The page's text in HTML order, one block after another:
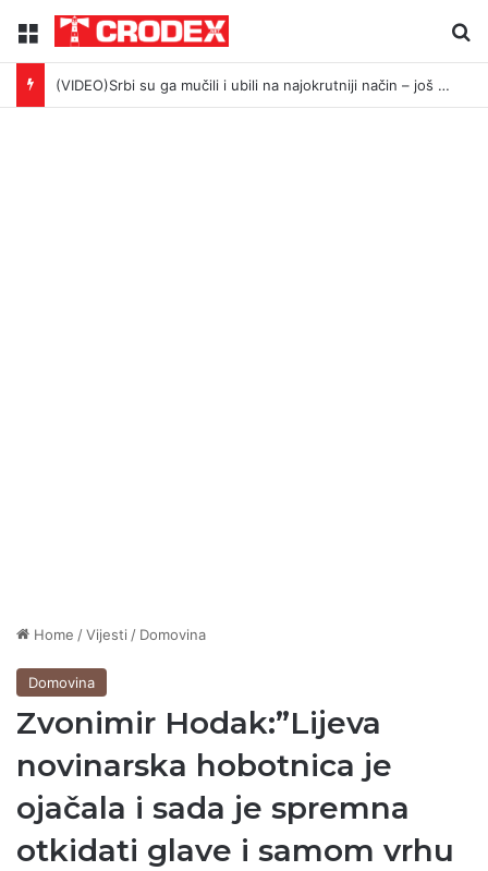
Menu
(VIDEO)Srbi su ga mučili i ubili na najokrutniji način – još živom spalili su mu tijelo pred ostalim zarobljenicima logora u Dalju!
Home /Vijesti / Domovina
Domovina
Zvonimir Hodak:”Lijeva
novinarska hobotnica je
ojačala i sada je spremna
otkidati glave i samom vrhu